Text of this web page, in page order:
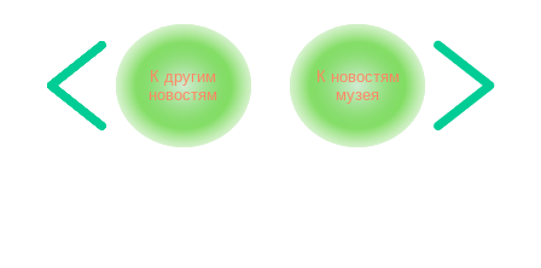
К другим
новостям
К новостям
музея